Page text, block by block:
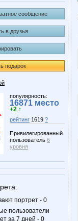
сообщение
в друзья
подарок
популярность:
16871 место
+2 ↑
рейтинг 1619 ?
Привилегированный
пользователь 6
уровня
портрет - 0
пользователи
за 7 дней - 0